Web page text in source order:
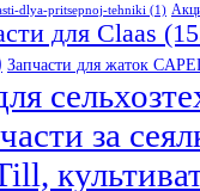
dlya-pritsepnoj-tehniki (1)
для Claas
Запчасти для жаток
за